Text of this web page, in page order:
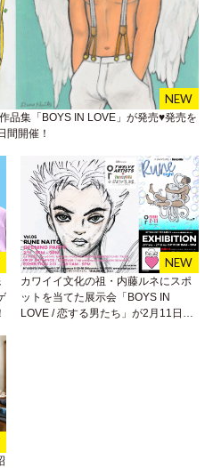
品集「BOYS IN LOVE」が発売♥発売を
間開催！
カワイイ文化の祖・内藤ルネにスポ
ットを当てた展示会「BOYS IN
LOVE / 恋する男たち」が2月11日よ